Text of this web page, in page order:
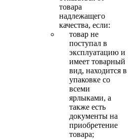
товара
надлежащего
качества, если:
товар не
поступал в
эксплуатацию и
имеет товарный
вид, находится в
упаковке со
всеми
ярлыками, а
также есть
документы на
приобретение
товара;